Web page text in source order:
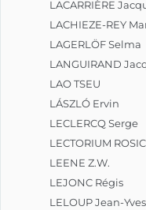
LACARRIÈRE
LACHIEZE-REY
LAGERLÖF Selma
LANGUIRAND
LAO TSEU
LÁSZLÓ Ervin
LECLERCQ Serge
LECTORIUM
LEENE Z.W.
LEJONC Régis
LELOUP Jean-Yves